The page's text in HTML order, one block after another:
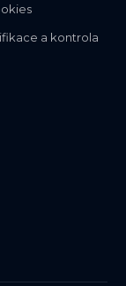
a kontrola